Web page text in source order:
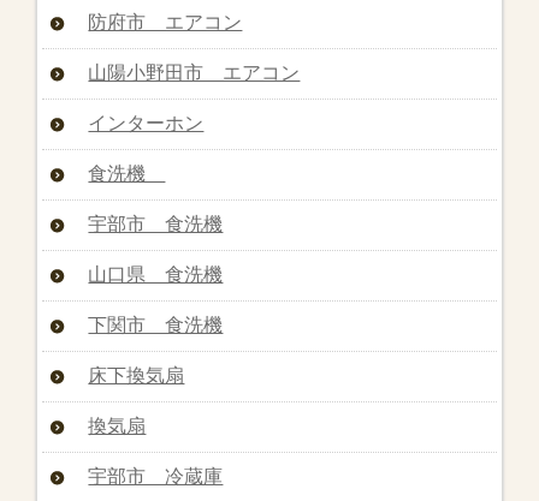
防府市 エアコン
山陽小野田市 エアコン
インターホン
食洗機
宇部市 食洗機
山口県 食洗機
下関市 食洗機
床下換気扇
換気扇
宇部市 冷蔵庫